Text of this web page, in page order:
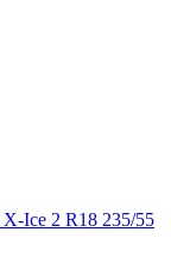
Ice 2 R18 235/55